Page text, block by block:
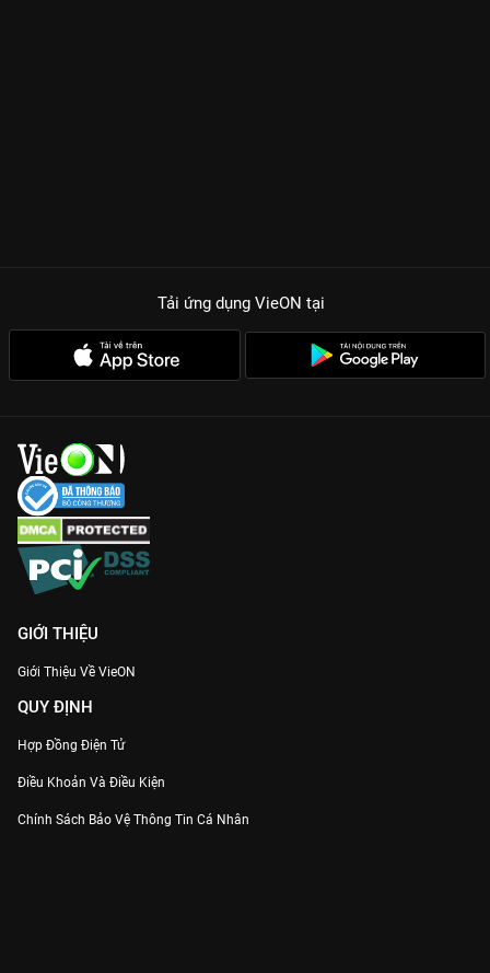
Tải ứng dụng VieON tại
GIỚI THIỆU
Giới Thiệu Về VieON
QUY ĐỊNH
Hợp Đồng Điện Tử
Điều Khoản Và Điều Kiện
Chính Sách Bảo Vệ Thông Tin Cá Nhân